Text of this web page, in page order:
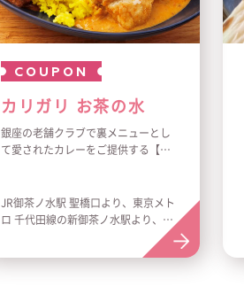
COUPON
カリガリ お茶の水
銀座の老舗クラブで裏メニューとし
て愛されたカレーをご提供する【カ
で優勝に輝いた人気店がお茶の水に
オープンいたしました！一押しは、
ココナッツベースのカリガリカレー
と本格スパイスカレーのあいがけに
JR御茶ノ水駅 聖橋口より、東京メト
ロ 千代田線の新御茶ノ水駅より、各